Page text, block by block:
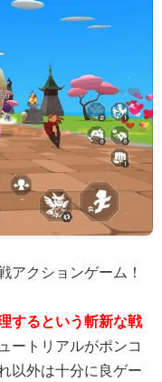
アクションゲーム！
するという斬新な戦
ートリアルがポンコ
以外は十分に良ゲー